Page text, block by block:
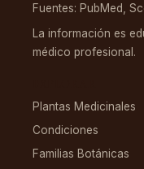
Fuentes: PubMed,
La información es
médico profesional.
Plantas Medicinales
Condiciones
Familias Botánicas